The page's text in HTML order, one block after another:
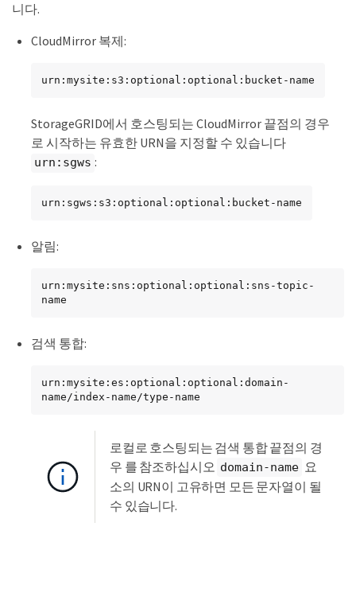
니다.
CloudMirror 복제:
urn:mysite:s3:optional:optional:bucket-name
StorageGRID에서 호스팅되는 CloudMirror 끝점의 경우
로 시작하는 유효한 URN을 지정할 수 있습니다
urn:sgws :
urn:sgws:s3:optional:optional:bucket-name
알림:
urn:mysite:sns:optional:optional:sns-topic-
name
검색 통합:
urn:mysite:es:optional:optional:domain-
name/index-name/type-name
로컬로 호스팅되는 검색 통합 끝점의 경
우 를 참조하십시오 domain-name 요
소의 URN이 고유하면 모든 문자열이 될
수 있습니다.